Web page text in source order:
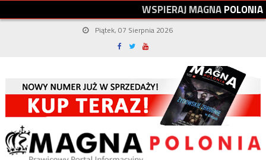
WSPIERAJMAGNAPOLONIA
Piątek, 07 Sierpnia 2026